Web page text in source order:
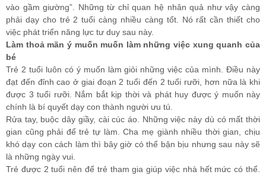
vào gầm giường”. Những từ chỉ quan hệ nhân quả như vậy càng
phải dạy cho trẻ 2 tuổi càng nhiều càng tốt. Nó rất cần thiết cho
việc phát triển năng lực tư duy sau này.
Làm thoả mãn ý muốn muốn làm những việc xung quanh của
bé
Trẻ 2 tuổi luôn có ý muốn làm giỏi những việc của mình. Điều này
đạt đến đỉnh cao ở giai đoạn 2 tuổi đến 2 tuổi rưỡi, hơn nữa là khi
được 3 tuổi rưỡi. Nắm bắt kịp thời và phát huy được ý muốn này
chính là bí quyết dạy con thành người ưu tú.
Rửa tay, buộc dây giầy, cài cúc áo. Những việc này dù có mất thời
gian cũng phải để trẻ tự làm. Cha mẹ giành nhiều thời gian, chịu
khó dạy con cách làm thì bây giờ có thể bận bịu nhưng sau này sẽ
là những ngày vui.
Trẻ được 2 tuổi nên để trẻ tham gia giúp việc nhà hết mức có thể.